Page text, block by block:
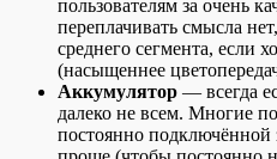
пользователям за очень
переплачивать смысла
среднего сегмента, если
(насыщеннее
Аккумулятор — всегда
далеко не всем. Многие
постоянно